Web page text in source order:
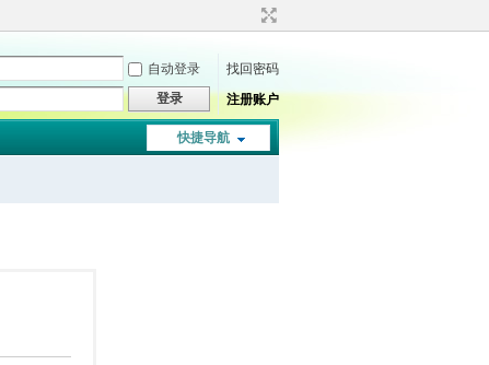
自动登录
找回密码
登录 注册账户
快捷导航